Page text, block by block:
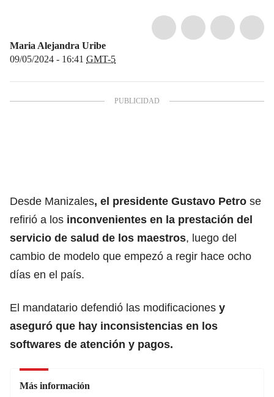
Maria Alejandra Uribe
09/05/2024 - 16:41 GMT-5
Desde Manizales, el presidente Gustavo Petro se
refirió a los inconvenientes en la prestación del
servicio de salud de los maestros, luego del
cambio de modelo que empezó a regir hace ocho
días en el país.
El mandatario defendió las modificaciones y
aseguró que hay inconsistencias en los
softwares de atención y pagos.
Más información